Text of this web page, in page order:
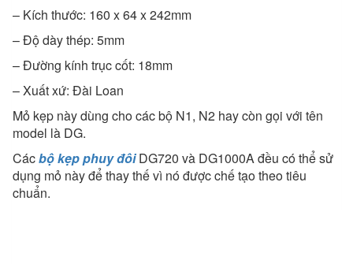
– Kích thước: 160 x 64 x 242mm
– Độ dày thép: 5mm
– Đường kính trục cốt: 18mm
– Xuất xứ: Đài Loan
Mỏ kẹp này dùng cho các bộ N1, N2 hay còn gọi với tên
model là DG.
Cácbộ kẹp phuy đôiDG720 và DG1000A đều có thể sử
dụng mỏ này để thay thế vì nó được chế tạo theo tiêu
chuẩn.